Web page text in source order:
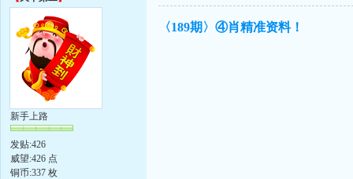
新手上路
发贴:426
威望:426 点
铜币:337 枚
〈189期〉④肖精准资料！